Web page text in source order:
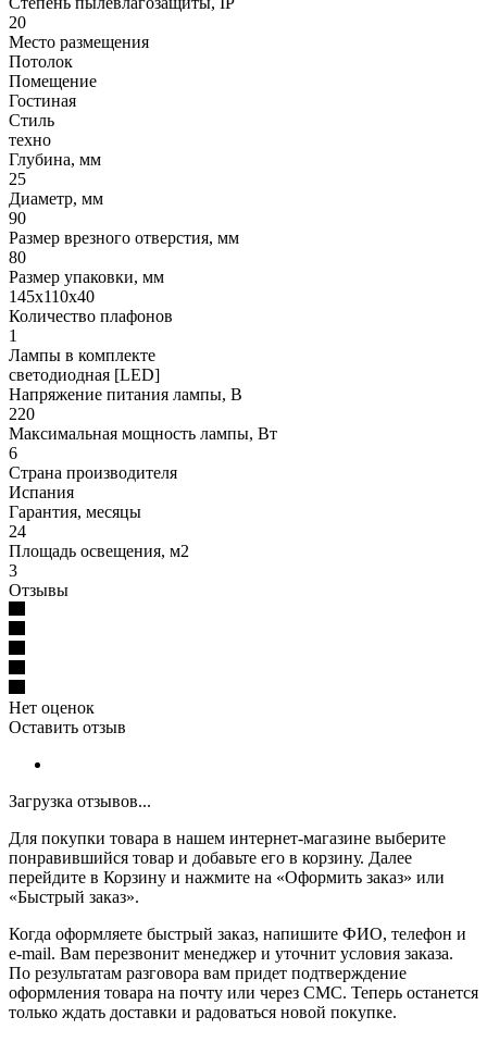
20
Место размещения
Потолок
Помещение
Гостиная
Стиль
техно
Глубина, мм
25
Диаметр, мм
90
Размер врезного отверстия, мм
80
Размер упаковки, мм
145x110x40
Количество плафонов
1
Лампы в комплекте
светодиодная [LED]
Напряжение питания лампы, В
220
Максимальная мощность лампы, Вт
6
Страна производителя
Испания
Гарантия, месяцы
24
Площадь освещения, м2
3
Отзывы
Нет оценок
Оставить отзыв
Загрузка отзывов...
Для покупки товара в нашем интернет-магазине выберите
понравившийся товар и добавьте его в корзину. Далее
перейдите в Корзину и нажмите на «Оформить заказ» или
«Быстрый заказ».
Когда оформляете быстрый заказ, напишите ФИО, телефон и
e-mail. Вам перезвонит менеджер и уточнит условия заказа.
По результатам разговора вам придет подтверждение
оформления товара на почту или через СМС. Теперь останется
только ждать доставки и радоваться новой покупке.